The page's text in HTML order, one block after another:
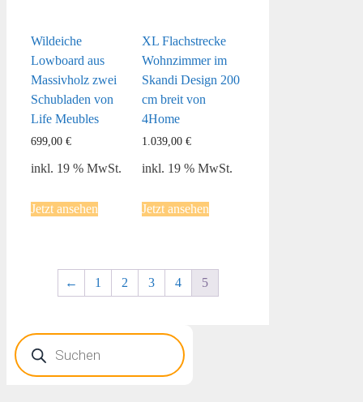
Wildeiche
Lowboard aus
Massivholz zwei
Schubladen von
Life Meubles
699,00 €
inkl. 19 % MwSt.
Jetzt ansehen
XL Flachstrecke
Wohnzimmer im
Skandi Design 200
cm breit von
4Home
1.039,00€
inkl. 19 % MwSt.
Jetzt ansehen
← 1 2 3 4 5
Products
search